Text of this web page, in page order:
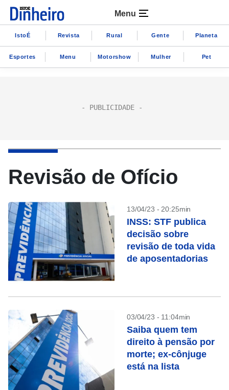
Menu
IstoÉ Revista Rural Gente Planeta
Esportes Menu Motorshow Mulher Pet
Revisão de Ofício
13/04/23 - 20:25min
INSS: STF publica
decisão sobre
revisão de toda vida
de aposentadorias
03/04/23 - 11:04min
Saiba quem tem
direito à pensão por
morte; ex-cônjuge
está na lista